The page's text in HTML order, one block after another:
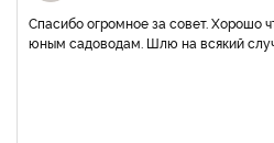
Спасибо огромное за совет. Хорошо
юным садоводам. Шлю на всякий